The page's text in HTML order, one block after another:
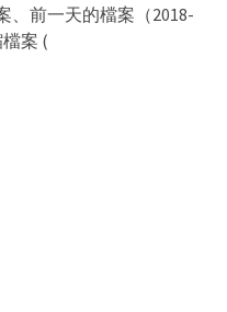
、前一天的檔案（2018-
案 (